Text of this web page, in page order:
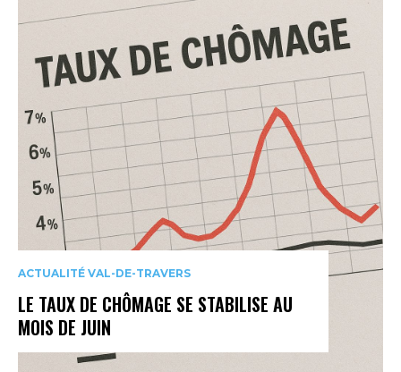
ACTUALITÉ VAL-DE-TRAVERS
LE TAUX DE CHÔMAGE SE STABILISE AU
MOIS DE JUIN